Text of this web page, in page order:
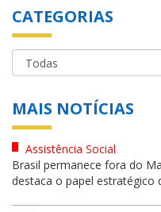
CATEGORIAS
MAIS NOTÍCIAS
Assistência Social
Brasil permanece fora do
destaca o papel estratégico